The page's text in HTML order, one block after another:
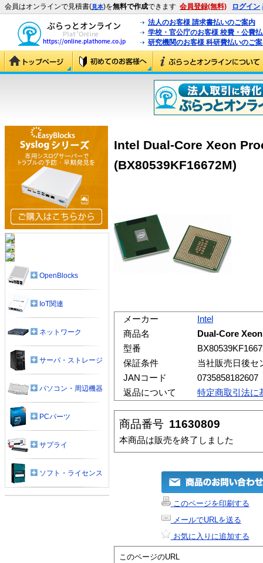
会員はオンラインで見積書(見本)を無料で作成できます 会員登録(無料) ログイン
法人のお客様 請求書払いのご案内
学校・官公庁のお客様 校費・公費
研究機関のお客様 科研費払いのご
Intel Dual-Core Xeon
(BX80539KF16672M)
メーカー
Intel
商品名
Dual-Core
型番
保証条件
当社販売日後セ
JANコード
0735858182607
返品について
特定商取引法に
商品番号 11630809
本商品は販売を終了しました
このページを印刷する
メールでURLを送る
お気に入りに追加する
このページのURL
OpenBlocks
IoT関連
ネットワーク
サーバ・ストレージ
パソコン・周辺機器
PCパーツ
サプライ
ソフト・ライセンス